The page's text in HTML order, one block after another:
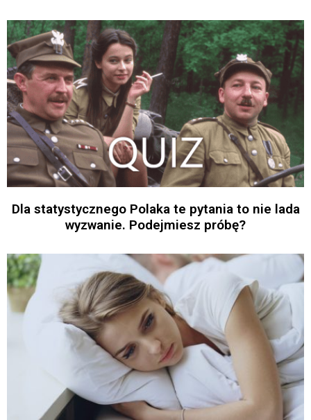
Dla statystycznego Polaka te pytania to nie lada
wyzwanie. Podejmiesz próbę?